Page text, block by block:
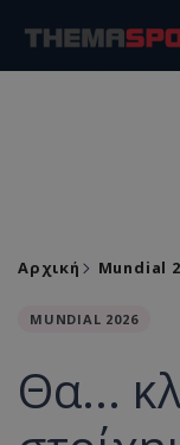
Αρχική Mundial
MUNDIAL 2026
Θα...